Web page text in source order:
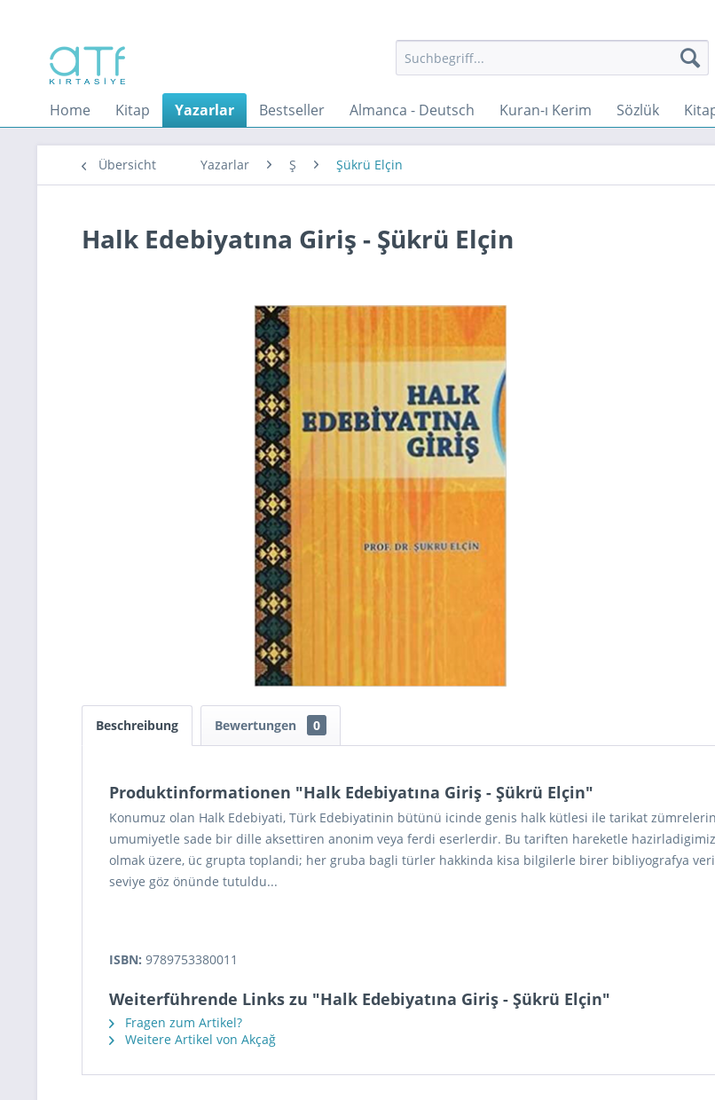
Home Kitap Yazarlar Bestseller Almanca - Deutsch Kuran-ı Kerim Sözlük
Übersicht Yazarlar Ş Şükrü Elçin
Halk Edebiyatına Giriş - Şükrü Elçin
Beschreibung Bewertungen 0
Produktinformationen "Halk Edebiyatına Giriş - Şükrü Elçin"
Konumuz olan Halk Edebiyati, Türk Edebiyatinin bütünü icinde genis halk kütlesi ile tarikat
umumiyetle sade bir dille aksettiren anonim veya ferdi eserlerdir. Bu tariften hareketle
olmak üzere, üc grupta toplandi; her gruba bagli türler hakkinda kisa bilgilerle birer bibliyografya
seviye göz önünde tutuldu...
ISBN: 9789753380011
Weiterführende Links zu "Halk Edebiyatına Giriş - Şükrü Elçin"
Fragen zum Artikel?
Weitere Artikel von Akçağ